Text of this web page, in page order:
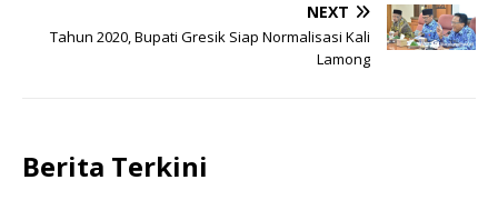
NEXT
Tahun 2020, Bupati Gresik Siap Normalisasi Kali
Lamong
Berita Terkini